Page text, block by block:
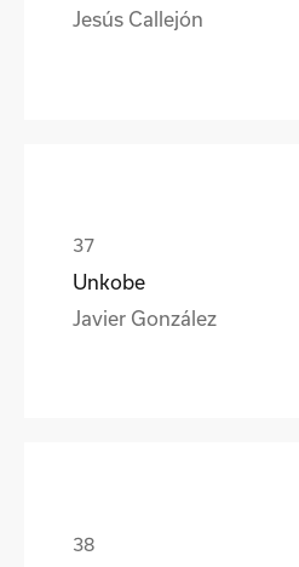
Jesús Callejón
Unkobe
Javier González